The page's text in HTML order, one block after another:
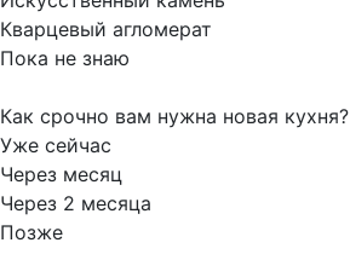
Кварцевый агломерат
Пока не знаю
Как срочно вам нужна новая кухня?
Уже сейчас
Через месяц
Через 2 месяца
Позже